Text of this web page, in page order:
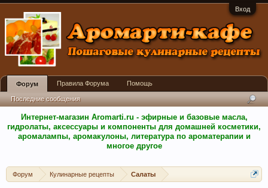
Вход
Интернет-магазин Aromarti.ru - эфирные и базовые масла,
гидролаты, аксессуары и компоненты для домашней косметики,
аромалампы, аромакулоны, литература по ароматерапии и
многое другое
Форум Кулинарные рецепты Салаты
Форум
Последние сообщения
Правила Форума Помощь